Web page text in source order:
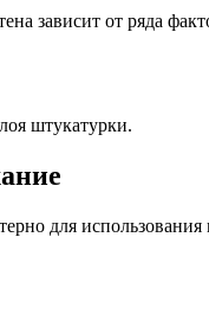
зависит от ряда
штукатурки.
для использования